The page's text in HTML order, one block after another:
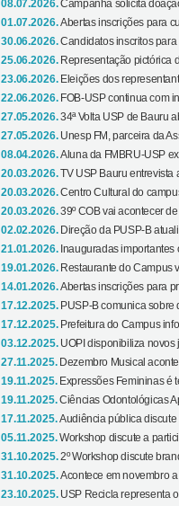
08.07.2026.Campanha solicita
01.07.2026.Abertas inscrições para
30.06.2026.Candidatos inscritos
25.06.2026. Representação pictórica
23.06.2026. Eleições dos
22.06.2026. FOB-USP continua com
27.05.2026.34ª Volta USP de Bauru
27.05.2026. Unesp FM, parceira da
08.04.2026.Aluna da FMBRU-USP
20.03.2026.TV USP Bauru entrevista
20.03.2026.Centro Cultural do
20.03.2026.39º COB vai acontecer
02.02.2026. Direção da PUSP-B
21.01.2026. Inauguradas
19.01.2026. Restaurante do Campus
14.01.2026.Abertas inscrições para
17.12.2025. PUSP-B comunica sobre
17.12.2025. Prefeitura do Campus
03.12.2025. UOPI disponibiliza novos
27.11.2025. Dezembro Musical
19.11.2025. Expressões Femininas é
19.11.2025.Ciências Odontológicas
17.11.2025.Audiência pública
05.11.2025.Workshop discute a
31.10.2025.2º Workshop discute
31.10.2025.Acontece em novembro
23.10.2025. USP Recicla representa